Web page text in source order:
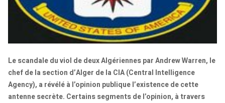
Le scandale du viol de deux Algériennes par Andrew Warren, le
chef de la section d’Alger de la CIA (Central Intelligence
Agency), a révélé à l’opinion publique l’existence de cette
antenne secrète. Certains segments de l’opinion, à travers